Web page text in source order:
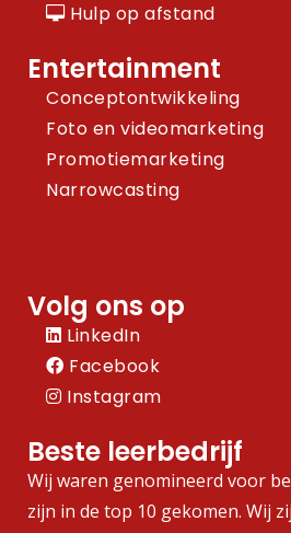
Hulp op afstand
Entertainment
Conceptontwikkeling
Foto en videomarketing
Promotiemarketing
Narrowcasting
Volg ons op
LinkedIn
Facebook
Instagram
Beste leerbedrijf
Wij waren genomineerd voor
zijn in de top 10 gekomen. Wij